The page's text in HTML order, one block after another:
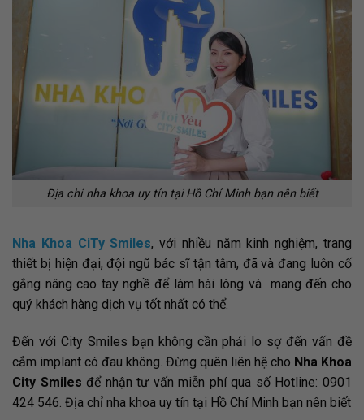
Địa chỉ nha khoa uy tín tại Hồ Chí Minh bạn nên biết
Nha Khoa CiTy Smiles, với nhiều năm kinh nghiệm, trang
thiết bị hiện đại, đội ngũ bác sĩ tận tâm, đã và đang luôn cố
gắng nâng cao tay nghề để làm hài lòng và mang đến cho
quý khách hàng dịch vụ tốt nhất có thể.
Đến với City Smiles bạn không cần phải lo sợ đến vấn đề
cắm implant có đau không. Đừng quên liên hệ cho Nha Khoa
City Smiles để nhận tư vấn miễn phí qua số Hotline: 0901
424 546. Địa chỉ nha khoa uy tín tại Hồ Chí Minh bạn nên biết